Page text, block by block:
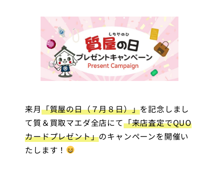
来月「質屋の日（７月８日）」を記念しまし
て質＆買取マエダ全店にて「来店査定でQUO
カードプレゼント」のキャンペーンを開催い
たします！